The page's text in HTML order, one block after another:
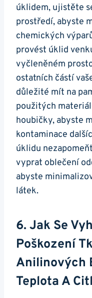
úklidem, ujistěte
prostředí, abyste
chemických
provést úklid
vyčleněném
ostatních částí
důležité mít na
použitých
houbičky, abyste
kontaminace
úklidu
vyprat oblečení
abyste
látek.
6. Jak Se
Poškození
Anilinových
Teplota A